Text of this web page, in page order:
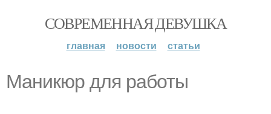
СОВРЕМЕННАЯ ДЕВУШКА
главная новости статьи
Маникюр для работы